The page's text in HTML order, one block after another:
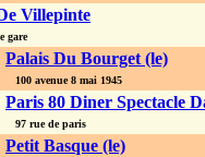
Villepinte
gare
Palais Du Bourget (le)
100 avenue 8 mai 1945
Paris 80 Diner Spectacle
97 rue de paris
Petit Basque (le)